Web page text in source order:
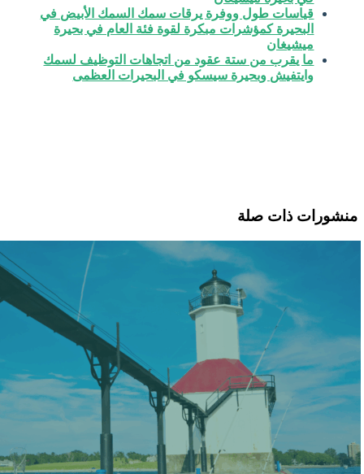
قياسات طول ووفرة يرقات سمك السمك الأبيض في
البحيرة كمؤشرات مبكرة لقوة فئة العام في بحيرة
ميشيغان
ما يقرب من ستة عقود من اتجاهات التوظيف لسمك
وايتفيش وبحيرة سيسكو في البحيرات العظمى
منشورات ذات صلة